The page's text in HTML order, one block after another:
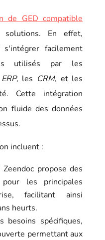
de GED compatible
solutions. En effet,
facilement
utilisés par les
ERP, les CRM, et les
Cette intégration
fluide des données
incluent :
Zeendoc propose des
pour les principales
facilitant ainsi
heurts.
spécifiques,
permettant aux